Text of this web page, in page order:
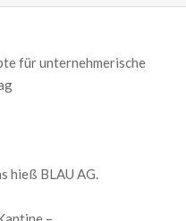
für unternehmerische
hieß BLAU AG.